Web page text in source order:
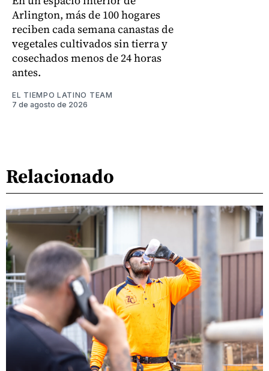
Arlington, más de 100 hogares
reciben cada semana canastas de
vegetales cultivados sin tierra y
cosechados menos de 24 horas
antes.
EL TIEMPO LATINO TEAM
7 de agosto de 2026
Relacionado